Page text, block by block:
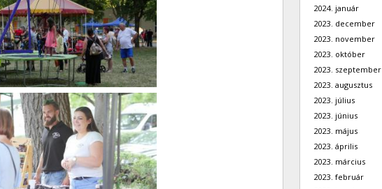
2024. január
2023. december
2023. november
2023. október
2023. szeptember
2023. augusztus
2023. július
2023. június
2023. május
2023. április
2023. március
2023. február